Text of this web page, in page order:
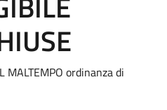
MALTEMPO ordinanza di